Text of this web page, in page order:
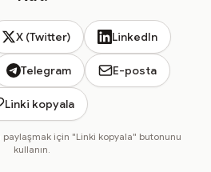
X (Twitter) LinkedIn
Telegram E-posta
Linki kopyala
için "Linki kopyala" butonunu
kullanın.